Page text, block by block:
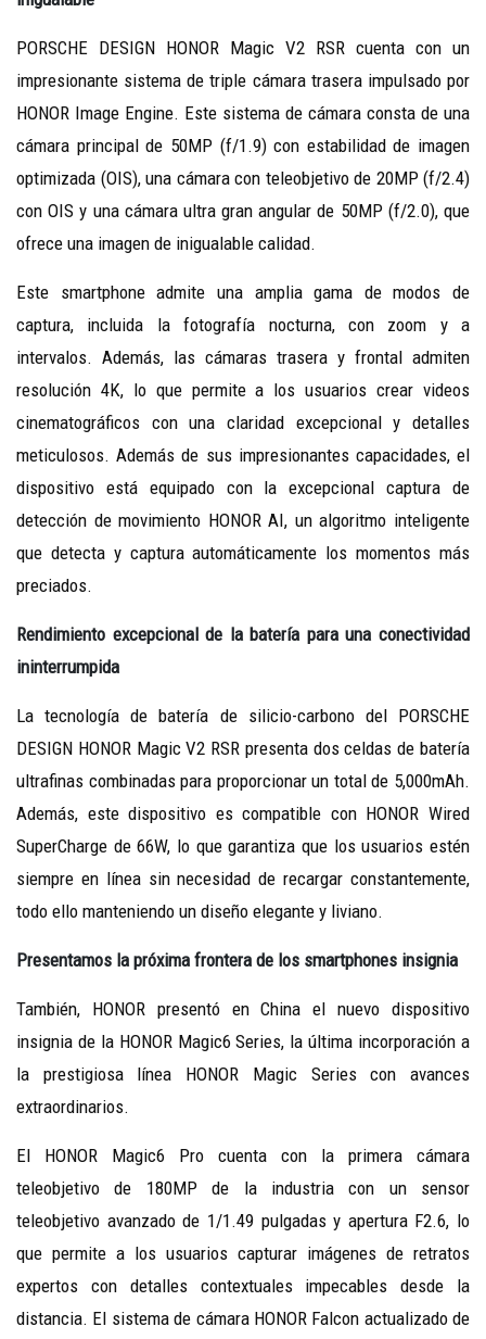
PORSCHE DESIGN HONOR Magic V2 RSR cuenta con un
impresionante sistema de triple cámara trasera impulsado por
HONOR Image Engine. Este sistema de cámara consta de una
cámara principal de 50MP (f/1.9) con estabilidad de imagen
optimizada (OIS), una cámara con teleobjetivo de 20MP (f/2.4)
con OIS y una cámara ultra gran angular de 50MP (f/2.0), que
ofrece una imagen de inigualable calidad.
Este smartphone admite una amplia gama de modos de
captura, incluida la fotografía nocturna, con zoom y a
intervalos. Además, las cámaras trasera y frontal admiten
resolución 4K, lo que permite a los usuarios crear videos
cinematográficos con una claridad excepcional y detalles
meticulosos. Además de sus impresionantes capacidades, el
dispositivo está equipado con la excepcional captura de
detección de movimiento HONOR AI, un algoritmo inteligente
que detecta y captura automáticamente los momentos más
preciados.
Rendimiento excepcional de la batería para una conectividad
ininterrumpida
La tecnología de batería de silicio-carbono del PORSCHE
DESIGN HONOR Magic V2 RSR presenta dos celdas de batería
ultrafinas combinadas para proporcionar un total de 5,000mAh.
Además, este dispositivo es compatible con HONOR Wired
SuperCharge de 66W, lo que garantiza que los usuarios estén
siempre en línea sin necesidad de recargar constantemente,
todo ello manteniendo un diseño elegante y liviano.
Presentamos la próxima frontera de los smartphones insignia
También, HONOR presentó en China el nuevo dispositivo
insignia de la HONOR Magic6 Series, la última incorporación a
la prestigiosa línea HONOR Magic Series con avances
extraordinarios.
El HONOR Magic6 Pro cuenta con la primera cámara
teleobjetivo de 180MP de la industria con un sensor
teleobjetivo avanzado de 1/1.49 pulgadas y apertura F2.6, lo
que permite a los usuarios capturar imágenes de retratos
expertos con detalles contextuales impecables desde la
distancia. El sistema de cámara HONOR Falcon actualizado de